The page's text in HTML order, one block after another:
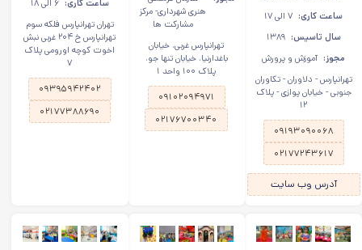
ساعت کاری: ۷ الی ۱۷
سال تاسیس: ۱۳۸۹
مجوز: آموزش و پرورش
تهرانپارس - دلاوران - تکاوران
جنوبی - خیابان پوازی - پلاک
۱۲
۰۹۱۹۳۰۹۰۰۶۸
۰۲۱۷۷۲۴۳۶۱۷
آدرس وب سایت
هنری شهرداری- مرکز
مشارکت ها
تهرانپارس غربی، خیابان
باغدارنیا، خیابان تنها جو،
پلاک ۱۰۰ واحد ۱
۰۹۱۰۲۰۹۴۹۷۱
۰۲۱۷۶۷۰۰۳۴۰
ساعت کاری: ۶ الی ۱۸
تهران تهرانپارس فلکه سوم
تهرانپارس خ ۲۰۴ غربی نبش
اخوت کوچه اورومی پلاک
۷
۰۹۳۹۵۹۴۲۴۰۲
۰۲۱۷۷۳۸۸۶۹۰